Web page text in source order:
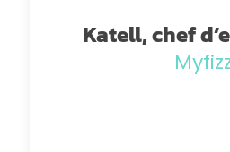
Katell, chef